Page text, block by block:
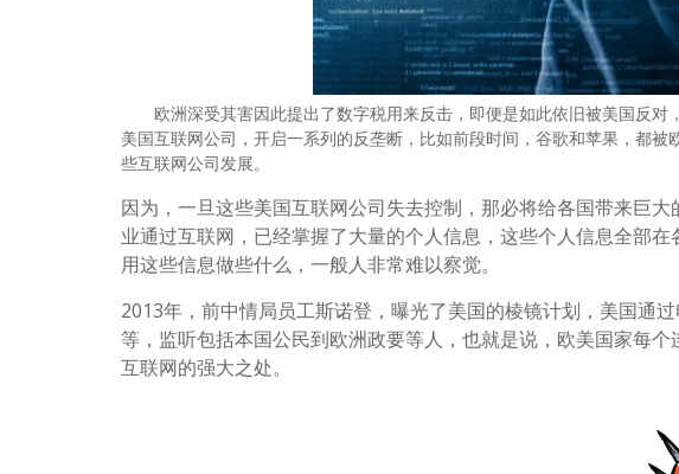
欧洲深受其害因此提出了数字税用来反击，即便是如此依旧被美国反对
美国互联网公司，开启一系列的反垄断，比如前段时间，谷歌和苹果，都
些互联网公司发展。
因为，一旦这些美国互联网公司失去控制，那必将给各国带来巨
业通过互联网，已经掌握了大量的个人信息，这些个人信息全部
用这些信息做些什么，一般人非常难以察觉。
2013年，前中情局员工斯诺登，曝光了美国的棱镜计划，美国通
等，监听包括本国公民到欧洲政要等人，也就是说，欧美国家每
互联网的强大之处。